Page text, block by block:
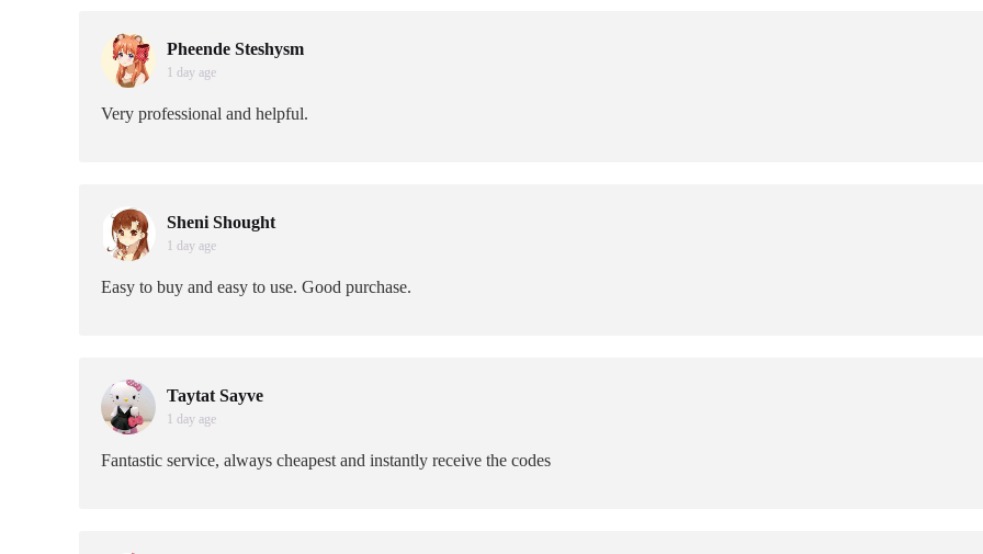
Pheende Steshysm
1 day age
Very professional and helpful.
Sheni Shought
1 day age
Easy to buy and easy to use. Good purchase.
Taytat Sayve
1 day age
Fantastic service, always cheapest and instantly receive the codes